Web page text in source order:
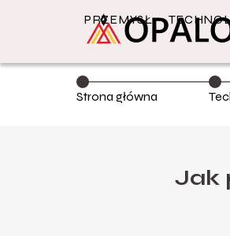
PRZEMYSŁ
Strona główna
Jak